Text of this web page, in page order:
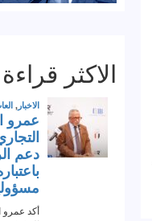
الاكثر قراءة